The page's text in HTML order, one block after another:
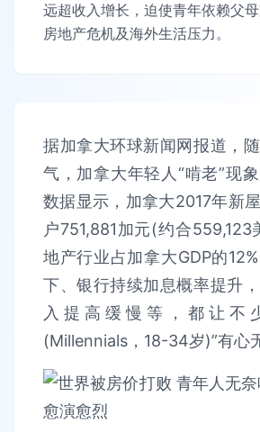
远超收入增长，迫使青年依赖父
房地产危机及海外生活压力。
据加拿大环球新闻网报道，
气，加拿大年轻人“啃老”现象
数据显示，加拿大2017年新
户751,881加元(约合
地产行业占加拿大GDP的
下、银行持续加息概率提升
入提高缓慢等，都让不
(Millennials，18-34岁)”有心